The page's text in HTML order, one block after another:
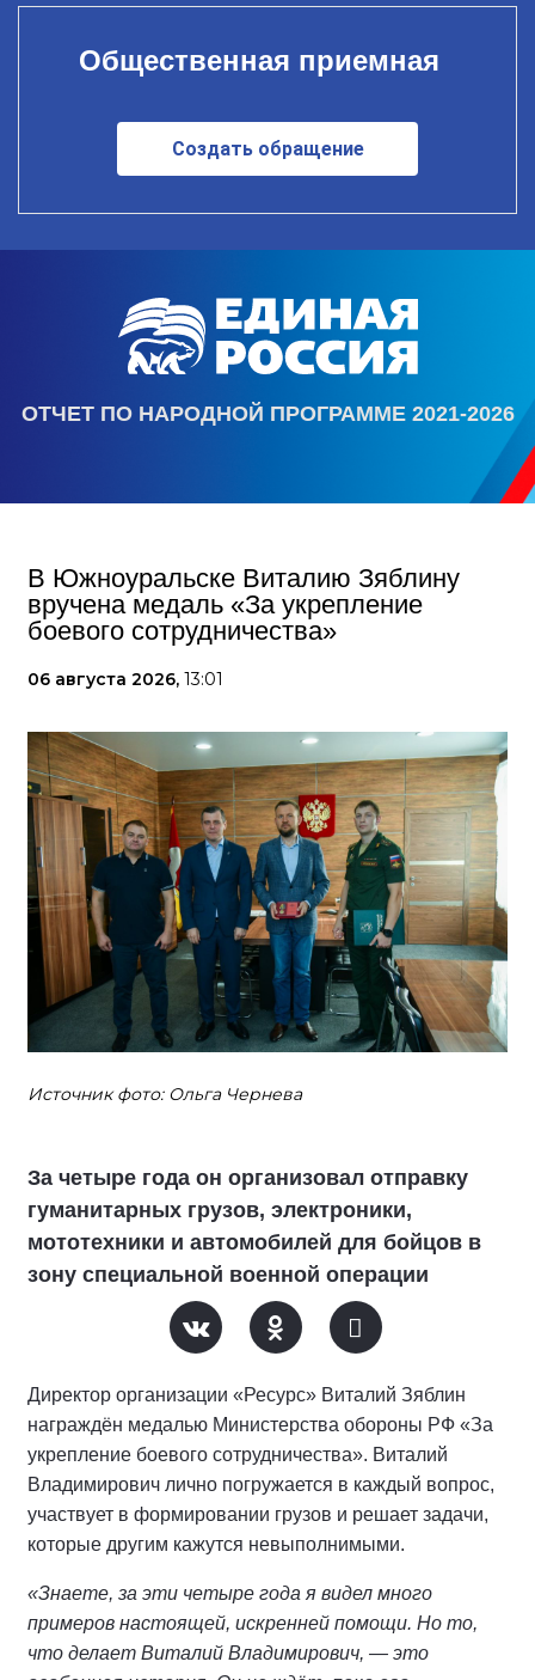
Общественная приемная
Создать обращение
ОТЧЕТ ПО НАРОДНОЙ ПРОГРАММЕ 2021-2026
В Южноуральске Виталию Зяблину
вручена медаль «За укрепление
боевого сотрудничества»
06 августа 2026, 13:01
Источник фото: Ольга Чернева
За четыре года он организовал отправку
гуманитарных грузов, электроники,
мототехники и автомобилей для бойцов в
зону специальной военной операции
Директор организации «Ресурс» Виталий Зяблин
награждён медалью Министерства обороны РФ «За
укрепление боевого сотрудничества». Виталий
Владимирович лично погружается в каждый вопрос,
участвует в формировании грузов и решает задачи,
которые другим кажутся невыполнимыми.
«Знаете, за эти четыре года я видел много
примеров настоящей, искренней помощи. Но то,
что делает Виталий Владимирович, — это